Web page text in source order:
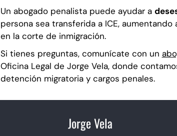
Un abogado penalista puede ayudar a
persona sea transferida a ICE,
en la corte de inmigración.
Si tienes preguntas, comunícate con un
Oficina Legal de Jorge Vela, donde
detención migratoria y cargos penales.
Jorge Vela